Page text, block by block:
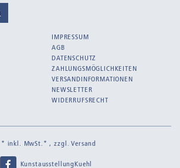
IMPRESSUM
AGB
DATENSCHUTZ
ZAHLUNGSMÖGLICHKEITEN
VERSANDINFORMATIONEN
NEWSLETTER
WIDERRUFSRECHT
* inkl. MwSt.* , zzgl.Versand
KunstausstellungKuehl